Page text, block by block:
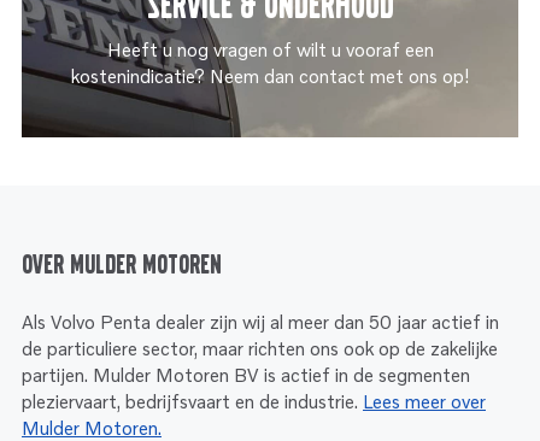
Service & onderhoud
Heeft u nog vragen of wilt u vooraf een
kostenindicatie? Neem dan contact met ons op!
Over Mulder Motoren
Als Volvo Penta dealer zijn wij al meer dan 50 jaar actief in
de particuliere sector, maar richten ons ook op de zakelijke
partijen. Mulder Motoren BV is actief in de segmenten
pleziervaart, bedrijfsvaart en de industrie. Lees meer over
Mulder Motoren.